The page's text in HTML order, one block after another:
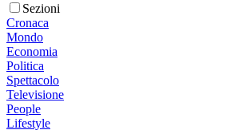
Sezioni
Cronaca
Mondo
Economia
Politica
Spettacolo
Televisione
People
Lifestyle